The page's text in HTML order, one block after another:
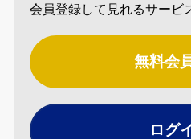
会員登録して見れるサービ
無料会
ログ